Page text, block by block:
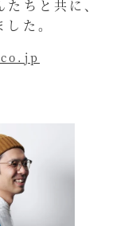
ちと共に、
た。